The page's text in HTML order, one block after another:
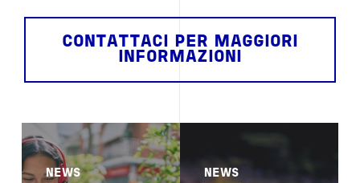
CONTATTACI PER MAGGIORI
INFORMAZIONI
NEWS NEWS